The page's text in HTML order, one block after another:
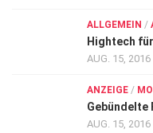
ALLGEMEIN /
Hightech
AUG. 15, 2016
ANZEIGE /
AUG. 15, 2016